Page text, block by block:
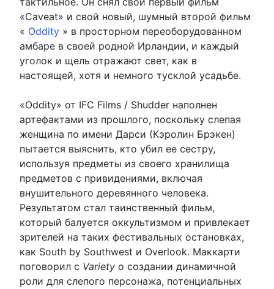
«Caveat» и свой новый, шумный второй фильм
« Oddity » в просторном переоборудованном
амбаре в своей родной Ирландии, и каждый
уголок и щель отражают свет, как в
настоящей, хотя и немного тусклой усадьбе.
«Oddity» от IFC Films / Shudder наполнен
артефактами из прошлого, поскольку слепая
женщина по имени Дарси (Кэролин Брэкен)
пытается выяснить, кто убил ее сестру,
используя предметы из своего хранилища
предметов с привидениями, включая
внушительного деревянного человека.
Результатом стал таинственный фильм,
который балуется оккультизмом и привлекает
зрителей на таких фестивальных остановках,
как South by Southwest и Overlook. Маккарти
поговорил с Variety о создании динамичной
роли для слепого персонажа, потенциальных